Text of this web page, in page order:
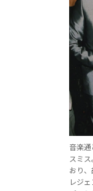
音楽
スミ
おり
レジ